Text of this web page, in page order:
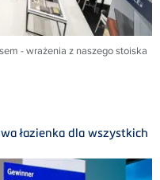
- wrażenia z naszego stoiska
łazienka dla wszystkich